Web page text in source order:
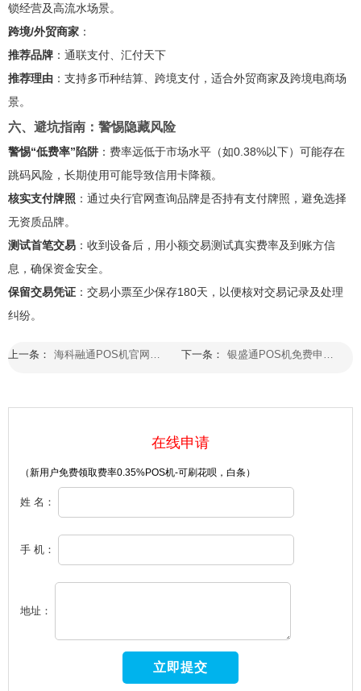
锁经营及高流水场景。
跨境/外贸商家 ：
推荐品牌 ：通联支付、汇付天下
推荐理由 ：支持多币种结算、跨境支付，适合外贸商家及跨境电商场
景。
六、避坑指南：警惕隐藏风险
警惕“低费率”陷阱 ：费率远低于市场水平（如0.38%以下）可能存在
跳码风险，长期使用可能导致信用卡降额。
核实支付牌照 ：通过央行官网查询品牌是否持有支付牌照，避免选择
无资质品牌。
测试首笔交易 ：收到设备后，用小额交易测试真实费率及到账方信
息，确保资金安全。
保留交易凭证 ：交易小票至少保存180天，以便核对交易记录及处理
纠纷。
上一条： 海科融通POS机官网免费申领全攻略：2026年最新条件、流程与避坑指南 下一条： 银盛通POS机免费申领真相：2026年最新避坑指南与隐藏费用全解析
在线申请
（新用户免费领取费率0.35%POS机-可刷花呗，白条）
姓 名：
手 机：
地址：